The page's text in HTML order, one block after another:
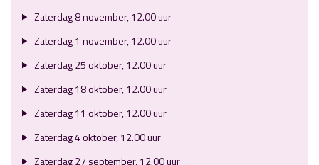
Zaterdag 8 november, 12.00 uur
Zaterdag 1 november, 12.00 uur
Zaterdag 25 oktober, 12.00 uur
Zaterdag 18 oktober, 12.00 uur
Zaterdag 11 oktober, 12.00 uur
Zaterdag 4 oktober, 12.00 uur
Zaterdag 27 september, 12.00 uur